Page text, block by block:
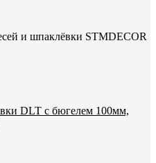
и шпаклёвки STMDECOR